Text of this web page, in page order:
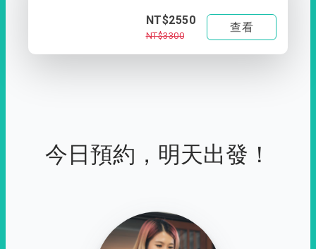
NT$2550
NT$3300
查看
今日預約，明天出發！